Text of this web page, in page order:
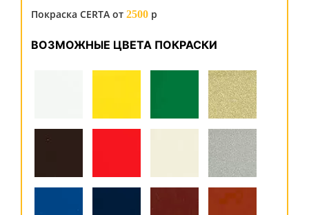
Покраска CERTA от 2500 р
ВОЗМОЖНЫЕ ЦВЕТА ПОКРАСКИ